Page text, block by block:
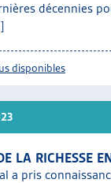
décennies
disponibles
LA RICHESSE
a pris